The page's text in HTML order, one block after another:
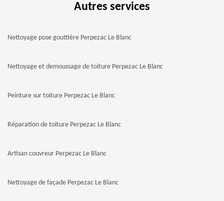
Autres services
Nettoyage pose gouttière Perpezac Le Blanc
Nettoyage et demoussage de toiture Perpezac Le Blanc
Peinture sur toiture Perpezac Le Blanc
Réparation de toiture Perpezac Le Blanc
Artisan couvreur Perpezac Le Blanc
Nettoyage de façade Perpezac Le Blanc